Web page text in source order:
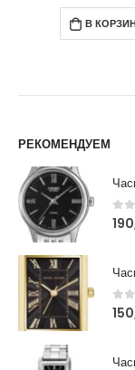
В
РЕКОМЕНДУЕМ
0
0